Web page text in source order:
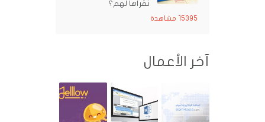
نقرأها لهم؟
15395 مشاهدة
آخر الأعمال